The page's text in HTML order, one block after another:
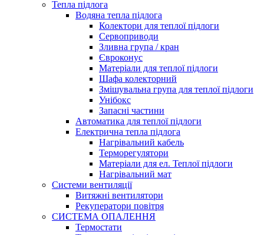
Тепла підлога
Водяна тепла підлога
Колектори для теплої підлоги
Сервоприводи
Зливна група / кран
Євроконус
Матеріали для теплої підлоги
Шафа колекторний
Змішувальна група для теплої підлоги
Унібокс
Запасні частини
Автоматика для теплої підлоги
Електрична тепла підлога
Нагрівальний кабель
Терморегулятори
Матеріали для ел. Теплої підлоги
Нагрівальний мат
Системи вентиляції
Витяжні вентилятори
Рекуператори повітря
СИСТЕМА ОПАЛЕННЯ
Термостати